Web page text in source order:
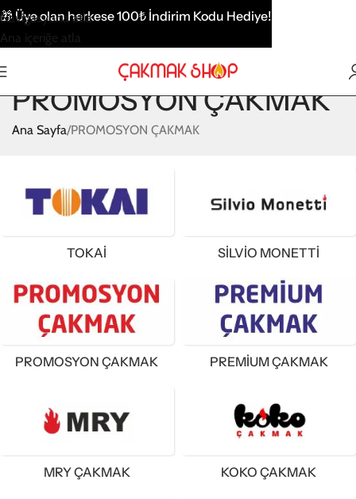
Navigasyona atla
Ana içeriğe atla
PROMOSYON ÇAKMAK
Ana Sayfa PROMOSYON ÇAKMAK
TOKAİ SİLVİO MONETTİ
PROMOSYON ÇAKMAK PREMIUM ÇAKMAK
MRY ÇAKMAK KOKO ÇAKMAK
🎁Üye olan herkese 100₺ İndirim Kodu Hediye!